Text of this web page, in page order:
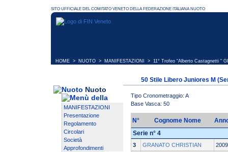
HOME > NUOTO > MANIFESTAZIONI > 11° Trofeo “Alberto Castagnetti “
Nuoto
MANIFESTAZIONI
Presentazione
Regolamento
Circolari
Società
Approfondimenti
50 Stile Libero Juniores M
Tipo Cronometraggio: A
Base Vasca: 50
N° Cognome Nome
Serie n° 4
3 GRANATO CHRISTIAN
2009